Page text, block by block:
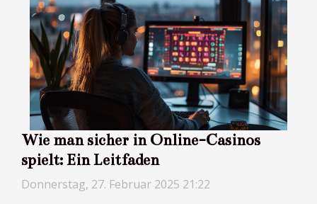
Wie man sicher in Online-Casinos
spielt: Ein Leitfaden
Donnerstag, 27. Februar 2025 21:22